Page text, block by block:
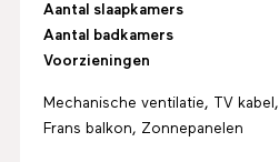
Aantal slaapkamers
Aantal badkamers
Voorzieningen
Mechanische ventilatie, TV
Frans balkon, Zonnepanelen